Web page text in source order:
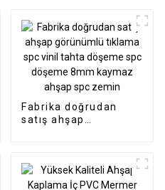
Fabrika doğrudan
satış ahşap
8mm kaymaz ahşap
spc zemin